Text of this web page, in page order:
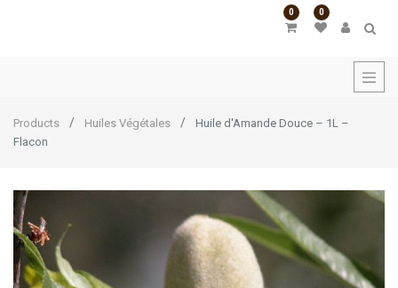
0 0
Products Huiles Végétales
Huile d'Amande Douce – 1L –
Flacon